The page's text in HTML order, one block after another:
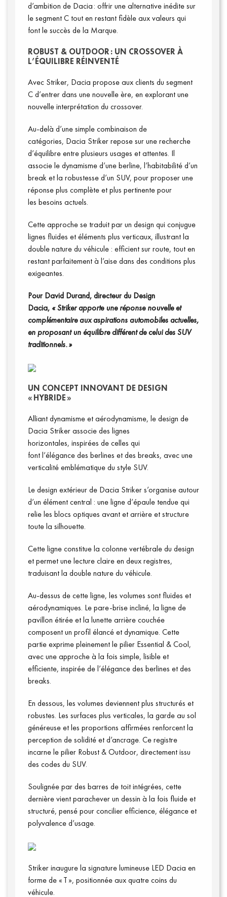
Vidéos
Annuaire presse
d’ambition de Dacia : offrir une alternative inédite sur
le segment C tout en restant fidèle aux valeurs qui
font le succès de la Marque.
ROBUST & OUTDOOR: UN CROSSOVER À
L’ÉQUILIBRE RÉINVENTÉ
Avec Striker, Dacia propose aux clients du segment
C d’entrer dans une nouvelle ère, en explorant une
nouvelle interprétation du crossover.
Au-delà d’une simple combinaison de
catégories, Dacia Striker repose sur une recherche
d’équilibre entre plusieurs usages et attentes. Il
associe le dynamisme d’une berline, l’habitabilité d’un
break et la robustesse d’un SUV, pour proposer une
réponse plus complète et plus pertinente pour
les besoins actuels.
Cette approche se traduit par un design qui conjugue
lignes fluides et éléments plus verticaux, illustrant la
double nature du véhicule : efficient sur route, tout en
restant parfaitement à l’aise dans des conditions plus
exigeantes.
Pour David Durand, directeur du Design
Dacia, « Striker apporte une réponse nouvelle et
complémentaire aux aspirations automobiles actuelles,
en proposant un équilibre différent de celui des SUV
traditionnels. »
UN CONCEPT INNOVANT DE DESIGN
« HYBRIDE »
Alliant dynamisme et aérodynamisme, le design de
Dacia Striker associe des lignes
horizontales, inspirées de celles qui
font l’élégance des berlines et des breaks, avec une
verticalité emblématique du style SUV.
Le design extérieur de Dacia Striker s’organise autour
d’un élément central : une ligne d’épaule tendue qui
relie les blocs optiques avant et arrière et structure
toute la silhouette.
Cette ligne constitue la colonne vertébrale du design
et permet une lecture claire en deux registres,
traduisant la double nature du véhicule.
Au-dessus de cette ligne, les volumes sont fluides et
aérodynamiques. Le pare-brise incliné, la ligne de
pavillon étirée et la lunette arrière couchée
composent un profil élancé et dynamique. Cette
partie exprime pleinement le pilier Essential & Cool,
avec une approche à la fois simple, lisible et
efficiente, inspirée de l’élégance des berlines et des
breaks.
En dessous, les volumes deviennent plus structurés et
robustes. Les surfaces plus verticales, la garde au sol
généreuse et les proportions affirmées renforcent la
perception de solidité et d’ancrage. Ce registre
incarne le pilier Robust & Outdoor, directement issu
des codes du SUV.
Soulignée par des barres de toit intégrées, cette
dernière vient parachever un dessin à la fois fluide et
structuré, pensé pour concilier efficience, élégance et
polyvalence d’usage.
Striker inaugure la signature lumineuse LED Dacia en
forme de « T », positionnée aux quatre coins du
véhicule.